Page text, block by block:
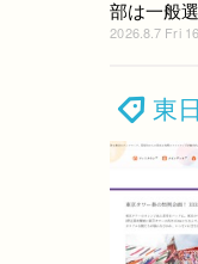
部は一般
2026.8.7 Fri
東